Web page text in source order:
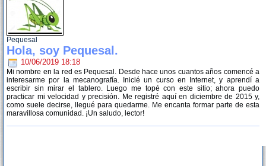
Pequesal
Hola, soy Pequesal.
10/06/2019 18:18
Mi nombre en la red es Pequesal. Desde hace unos cuantos años comencé a
interesarme por la mecanografía. Inicié un curso en Internet, y aprendí a
escribir sin mirar el tablero. Luego me topé con este sitio; ahora puedo
practicar mi velocidad y precisión. Me registré aquí en diciembre de 2015 y,
como suele decirse, llegué para quedarme. Me encanta formar parte de esta
maravillosa comunidad. ¡Un saludo, lector!